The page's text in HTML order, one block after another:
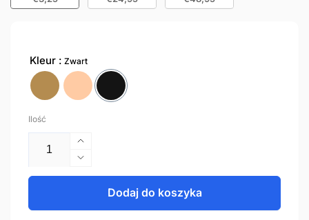
Kleur Zwart
Ilość
Zwiększ
ilość
dla
Zmniejsz
ilość
Door
Dodaj do koszyka